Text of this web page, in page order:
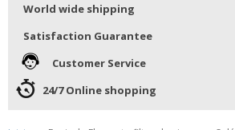
World wide shipping
Satisfaction Guarantee
Customer Service
24/7 Online shopping